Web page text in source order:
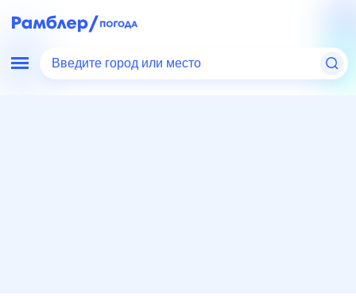
Введите город или место